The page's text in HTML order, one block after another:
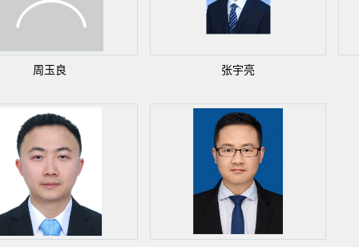
周玉良 张宇亮